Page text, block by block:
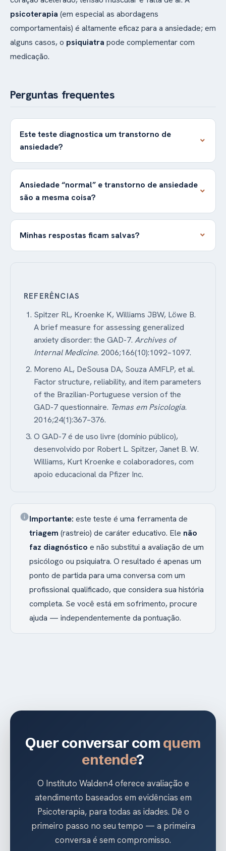
psicoterapia (em especial as abordagens
comportamentais) é altamente eficaz para a ansiedade; em
alguns casos, o psiquiatra pode complementar com
medicação.
Perguntas frequentes
Este teste diagnostica um transtorno de
ansiedade?
Ansiedade “normal” e transtorno de ansiedade
são a mesma coisa?
Minhas respostas ficam salvas?
REFERÊNCIAS
Spitzer RL, Kroenke K, Williams JBW, Löwe B.
A brief measure for assessing generalized
anxiety disorder: the GAD-7. Archives of
Internal Medicine. 2006;166(10):1092–1097.
Moreno AL, DeSousa DA, Souza AMFLP, et al.
Factor structure, reliability, and item parameters
of the Brazilian-Portuguese version of the
GAD-7 questionnaire. Temas em Psicologia.
2016;24(1):367–376.
O GAD-7 é de uso livre (domínio público),
desenvolvido por Robert L. Spitzer, Janet B. W.
Williams, Kurt Kroenke e colaboradores, com
apoio educacional da Pfizer Inc.
infoImportante: este teste é uma ferramenta de
triagem (rastreio) de caráter educativo. Ele não
faz diagnóstico e não substitui a avaliação de um
psicólogo ou psiquiatra. O resultado é apenas um
ponto de partida para uma conversa com um
profissional qualificado, que considera sua história
completa. Se você está em sofrimento, procure
ajuda — independentemente da pontuação.
Quer conversar com quem
entende?
O Instituto Walden4 oferece avaliação e
atendimento baseados em evidências em
Psicoterapia, para todas as idades. Dê o
primeiro passo no seu tempo — a primeira
conversa é sem compromisso.